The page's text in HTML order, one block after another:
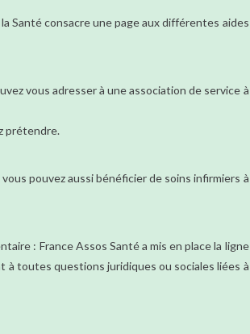
Santé consacre une page aux différentes aides
vous adresser à une association de service à
prétendre.
pouvez aussi bénéficier de soins infirmiers à
: France Assos Santé a mis en place la ligne
toutes questions juridiques ou sociales liées à